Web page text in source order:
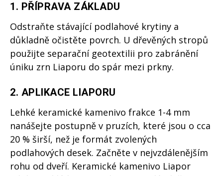
1. PŘÍPRAVA ZÁKLADU
Odstraňte stávající podlahové krytiny a
důkladně očistěte povrch. U dřevěných stropů
použijte separační geotextilii pro zabránění
úniku zrn Liaporu do spár mezi prkny.
2. APLIKACE LIAPORU
Lehké keramické kamenivo frakce 1-4 mm
nanášejte postupně v pruzích, které jsou o cca
20 % širší, než je formát zvolených
podlahových desek. Začněte v nejvzdálenějším
rohu od dveří. Keramické kamenivo Liapor